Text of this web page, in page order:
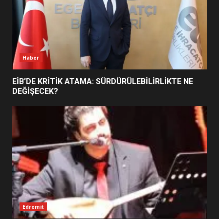
6
BURHANİYE SATRANÇ
TURNUVASI KAYITLARI NEYİ
DEĞİŞTİRİYOR?
BURHANİYE BELEDİYESPOR’DA
YENİ YÖNETİM NASIL
Haber
EİB’DE KRİTİK ATAMA: SÜRDÜRÜLEBİLİRLİKTE NE
DEĞİŞECEK?
Edremit